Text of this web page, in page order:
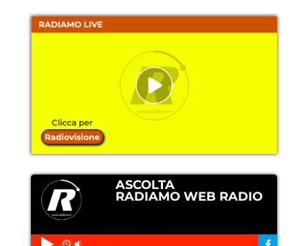
ASCOLTA
RADIAMO WEB RADIO